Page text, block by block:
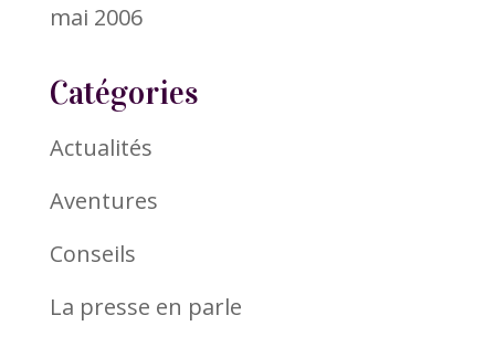
mai 2006
Catégories
Actualités
Aventures
Conseils
La presse en parle